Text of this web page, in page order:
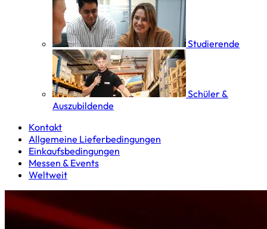
Studierende
Schüler &
Auszubildende
Kontakt
Allgemeine Lieferbedingungen
Einkaufsbedingungen
Messen & Events
Weltweit